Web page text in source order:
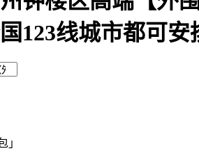
123线城市都可安
」